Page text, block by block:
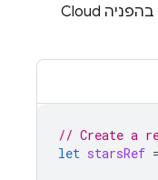
בהפניה Cloud
// Create a
let starsRef =